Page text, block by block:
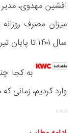
افشین مهدوی، مدیر
میزان مصرف
سال ۱۴۰۱ تا پایان تیرماه امسال، به‌طور میانگین . . .
به کجا
وارد کردیم، زمانی
. . .